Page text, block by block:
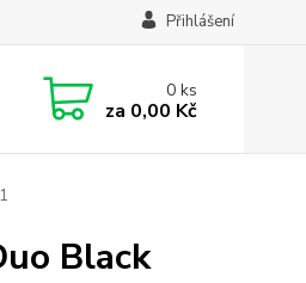
Přihlášení
0ks
za 0,00 Kč
Black